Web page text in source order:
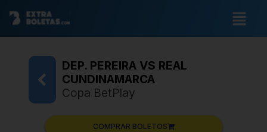
DEP. PEREIRA VS REAL
CUNDINAMARCA
Copa BetPlay
COMPRAR BOLETOS